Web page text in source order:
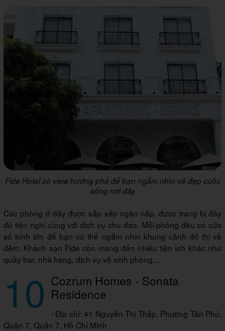
Fide Hotel có view hướng phố để bạn ngắm nhìn vẻ đẹp cuộc
sống nơi đây
Các phòng ở đây được sắp xếp ngăn nắp, được trang bị đầy
đủ tiện nghi cùng với dịch vụ chu đáo. Mỗi phòng đều có cửa
sổ kính lớn để bạn có thể ngắm nhìn khung cảnh đô thị về
đêm. Khách sạn Fide còn mang đến nhiều tiện ích khác như
quầy bar, nhà hàng, dịch vụ vệ sinh phòng,...
10 Cozrum Homes - Sonata
Residence
- Địa chỉ: 41 Nguyễn Thị Thập, Phường Tân Phú,
Quận 7, Quận 7, Hồ Chí Minh